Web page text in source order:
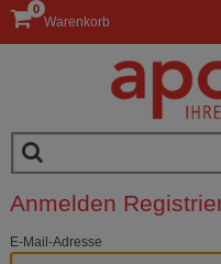
Warenkorb
0
Anmelden
E-Mail-Adresse